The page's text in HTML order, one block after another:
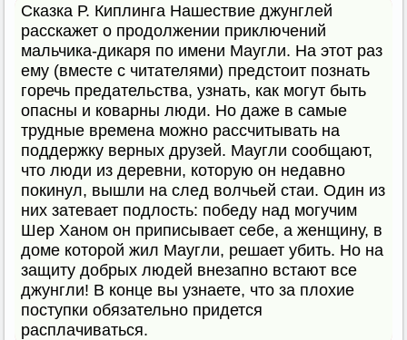
Сказка Р. Киплинга Нашествие джунглей
расскажет о продолжении приключений
мальчика-дикаря по имени Маугли. На этот раз
ему (вместе с читателями) предстоит познать
горечь предательства, узнать, как могут быть
опасны и коварны люди. Но даже в самые
трудные времена можно рассчитывать на
поддержку верных друзей. Маугли сообщают,
что люди из деревни, которую он недавно
покинул, вышли на след волчьей стаи. Один из
них затевает подлость: победу над могучим
Шер Ханом он приписывает себе, а женщину, в
доме которой жил Маугли, решает убить. Но на
защиту добрых людей внезапно встают все
джунгли! В конце вы узнаете, что за плохие
поступки обязательно придется
расплачиваться.